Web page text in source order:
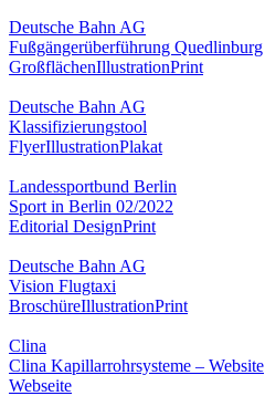
Deutsche Bahn AG
Fußgängerüberführung Quedlinburg
GroßflächenIllustrationPrint
Deutsche Bahn AG
Klassifizierungstool
FlyerIllustrationPlakat
Landessportbund Berlin
Sport in Berlin 02/2022
Editorial DesignPrint
Deutsche Bahn AG
Vision Flugtaxi
BroschüreIllustrationPrint
Clina
Clina Kapillarrohrsysteme – Website
Webseite